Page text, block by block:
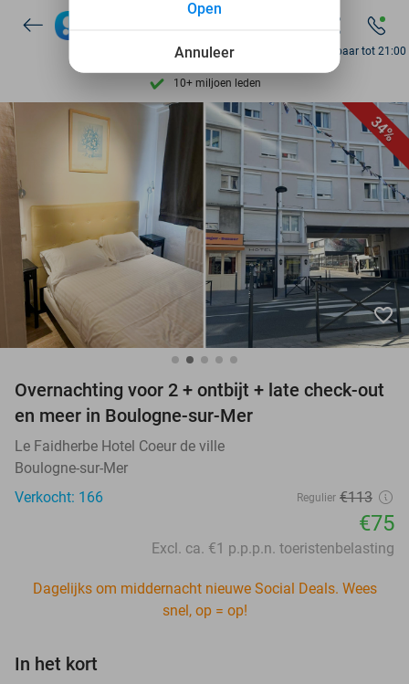
7 dagen per week beschikbaar
10+ miljoen leden
9,4 op basis van
Ontdek 15.000+ deals
7 dagen per week beschikbaar
10+ miljoen leden
Bereikbaar tot 21:00
34%
favorite_border
Overnachting voor 2 + ontbijt + late check-out
en meer in Boulogne-sur-Mer
Le Faidherbe Hotel Coeur de ville
Boulogne-sur-Mer
Verkocht: 166
Regulier €113
€75
Excl. ca. €1 p.p.p.n. toeristenbelasting
Dagelijks om middernacht nieuwe Social Deals. Wees
snel, op = op!
In het kort
Annuleer
Open